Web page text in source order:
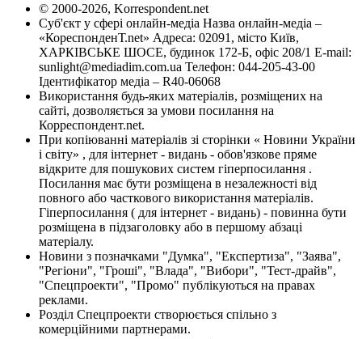
© 2000-2026, Korrespondent.net
Суб'єкт у сфері онлайн-медіа Назва онлайн-медіа –
«КореспонденТ.net» Адреса: 02091, місто Київ,
ХАРКІВСЬКЕ ШОСЕ, будинок 172-Б, офіс 208/1 E-mail:
sunlight@mediadim.com.ua Телефон: 044-205-43-00
Ідентифікатор медіа – R40-06068
Використання будь-яких матеріалів, розміщених на
сайті, дозволяється за умови посилання на
Корреспондент.net.
При копіюванні матеріалів зі сторінки « Новини України
і світу» , для інтернет - видань - обов'язкове пряме
відкрите для пошукових систем гіперпосилання .
Посилання має бути розміщена в незалежності від
повного або часткового використання матеріалів.
Гіперпосилання ( для інтернет - видань) - повинна бути
розміщена в підзаголовку або в першому абзаці
матеріалу.
Новини з позначками "Думка", "Експертиза", "Заява",
"Регіони", "Гроші", "Влада", "Вибори", "Тест-драйв",
"Спецпроекти", "Промо" публікуються на правах
реклами.
Розділ Спецпроекти створюється спільно з
комерційними партнерами.